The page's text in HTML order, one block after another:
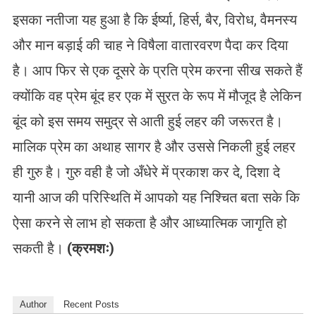
इसका नतीजा यह हुआ है कि ईर्ष्या, हिर्स, बैर, विरोध, वैमनस्य
और मान बड़ाई की चाह ने विषैला वातारवरण पैदा कर दिया
है। आप फिर से एक दूसरे के प्रति प्रेम करना सीख सकते हैं
क्योंकि वह प्रेम बूंद हर एक में सुरत के रूप में मौजूद है लेकिन
बूंद को इस समय समुद्र से आती हुई लहर की जरूरत है।
मालिक प्रेम का अथाह सागर है और उससे निकली हुई लहर
ही गुरु है। गुरु वही है जो अँधेरे में प्रकाश कर दे, दिशा दे
यानी आज की परिस्थिति में आपको यह निश्चित बता सके कि
ऐसा करने से लाभ हो सकता है और आध्यात्मिक जागृति हो
सकती है। (क्रमशः)
Author Recent Posts